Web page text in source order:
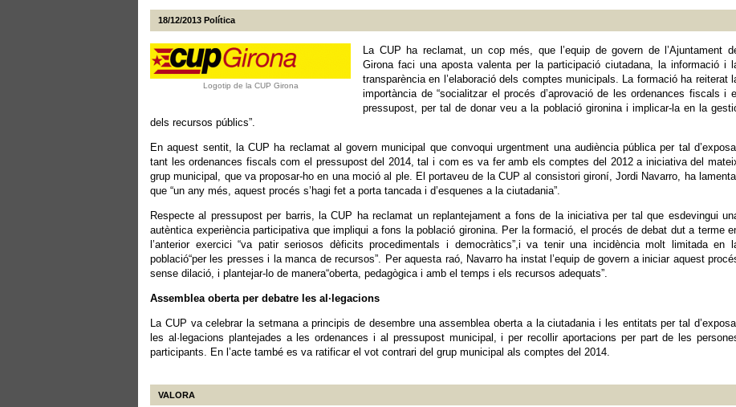
18/12/2013 Política
Logotip de la CUP Girona
La CUP ha reclamat, un cop més, que l’equip de govern de l’Ajuntament
Girona faci una aposta valenta per la participació ciutadana, la informació i
transparència en l’elaboració dels comptes municipals. La formació ha reiterat
importància de “socialitzar el procés d’aprovació de les ordenances fiscals i el
pressupost, per tal de donar veu a la població gironina i implicar-la en la
dels recursos públics”.
En aquest sentit, la CUP ha reclamat al govern municipal que convoqui urgentment una audiència pública per tal
tant les ordenances fiscals com el pressupost del 2014, tal i com es va fer amb els comptes del 2012 a iniciativa del
grup municipal, que va proposar-ho en una moció al ple. El portaveu de la CUP al consistori gironí, Jordi Navarro, ha
que “un any més, aquest procés s’hagi fet a porta tancada i d’esquenes a la ciutadania”.
Respecte al pressupost per barris, la CUP ha reclamat un replantejament a fons de la iniciativa per tal que esdevingui
autèntica experiència participativa que impliqui a fons la població gironina. Per la formació, el procés de debat dut a terme
l’anterior exercici “va patir seriosos dèficits procedimentals i democràtics”,i va tenir una incidència molt limitada en
població“per les presses i la manca de recursos”. Per aquesta raó, Navarro ha instat l’equip de govern a iniciar aquest
sense dilació, i plantejar-lo de manera“oberta, pedagògica i amb el temps i els recursos adequats”.
Assemblea oberta per debatre les al·legacions
La CUP va celebrar la setmana a principis de desembre una assemblea oberta a la ciutadania i les entitats per tal
les al·legacions plantejades a les ordenances i al pressupost municipal, i per recollir aportacions per part de les
participants. En l’acte també es va ratificar el vot contrari del grup municipal als comptes del 2014.
VALORA